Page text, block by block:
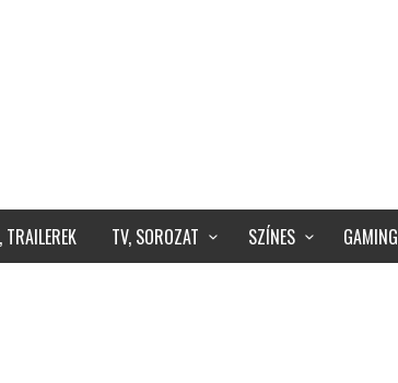
TRAILEREK TV, SOROZAT SZÍNES GAMING